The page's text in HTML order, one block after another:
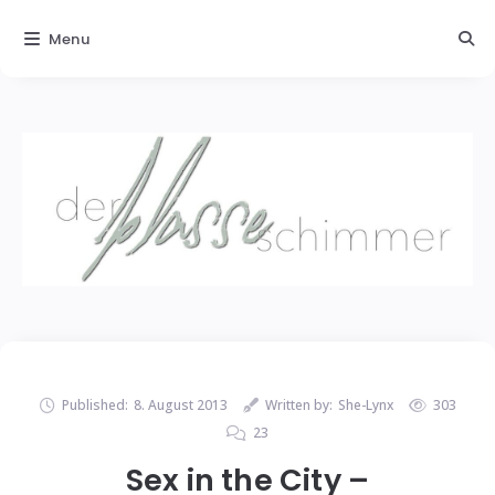
Published: 8. August 2013 Written by: She-Lynx
303
23
Sex in the City –
Menu